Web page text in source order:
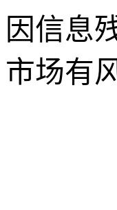
因信息
市场有